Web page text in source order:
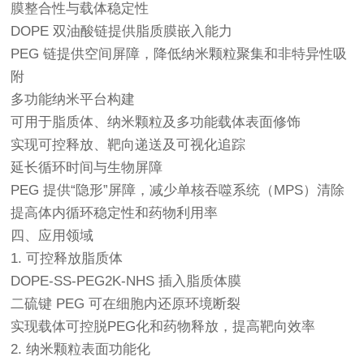
膜整合性与载体稳定性
DOPE 双油酸链提供脂质膜嵌入能力
PEG 链提供空间屏障，降低纳米颗粒聚集和非特异性吸
附
多功能纳米平台构建
可用于脂质体、纳米颗粒及多功能载体表面修饰
实现可控释放、靶向递送及可视化追踪
延长循环时间与生物屏障
PEG 提供“隐形”屏障，减少单核吞噬系统（MPS）清除
提高体内循环稳定性和药物利用率
四、应用领域
1. 可控释放脂质体
DOPE-SS-PEG2K-NHS 插入脂质体膜
二硫键 PEG 可在细胞内还原环境断裂
实现载体可控脱PEG化和药物释放，提高靶向效率
2. 纳米颗粒表面功能化